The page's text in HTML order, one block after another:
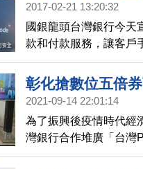
2017-02-21 13:20:32
國銀龍頭台灣銀行今天
款和付款服務，讓客戶
也和apple pay等大廠
彰化搶數位五倍
2021-09-14 22:01:14
為了振興後疫情時代經
灣銀行合作堆廣「台灣
惠方案，協助店家搶佔